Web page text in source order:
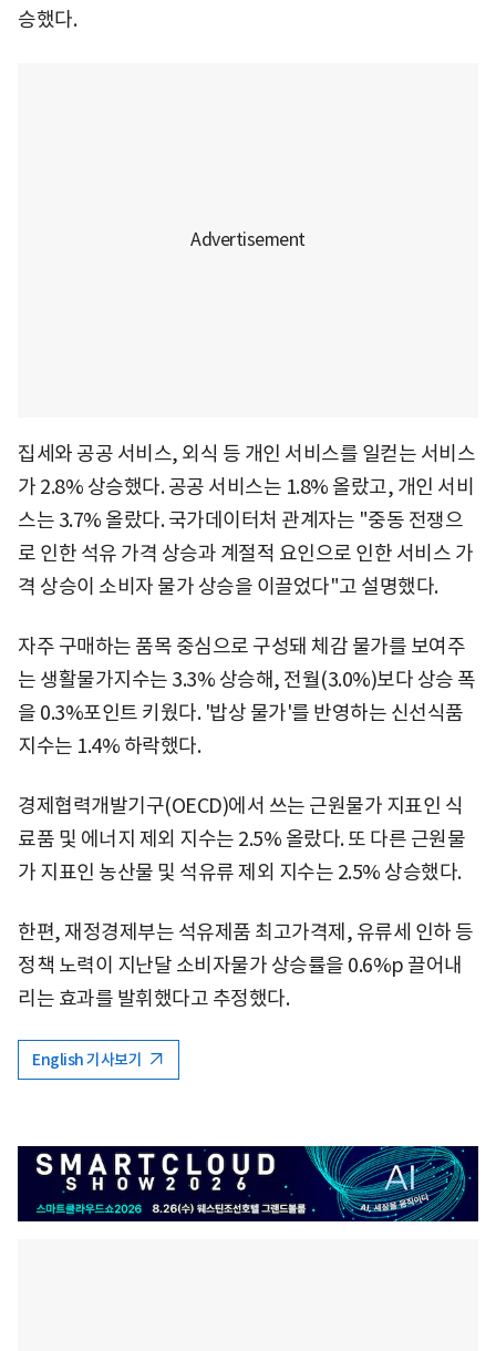
승했다.
집세와 공공 서비스, 외식 등 개인 서비스를 일컫는 서비스
가 2.8% 상승했다. 공공 서비스는 1.8% 올랐고, 개인 서비
스는 3.7% 올랐다. 국가데이터처 관계자는 "중동 전쟁으
로 인한 석유 가격 상승과 계절적 요인으로 인한 서비스 가
격 상승이 소비자 물가 상승을 이끌었다"고 설명했다.
자주 구매하는 품목 중심으로 구성돼 체감 물가를 보여주
는 생활물가지수는 3.3% 상승해, 전월(3.0%)보다 상승 폭
을 0.3%포인트 키웠다. '밥상 물가'를 반영하는 신선식품
지수는 1.4% 하락했다.
경제협력개발기구(OECD)에서 쓰는 근원물가 지표인 식
료품 및 에너지 제외 지수는 2.5% 올랐다. 또 다른 근원물
가 지표인 농산물 및 석유류 제외 지수는 2.5% 상승했다.
한편, 재정경제부는 석유제품 최고가격제, 유류세 인하 등
정책 노력이 지난달 소비자물가 상승률을 0.6%p 끌어내
리는 효과를 발휘했다고 추정했다.
English 기사보기